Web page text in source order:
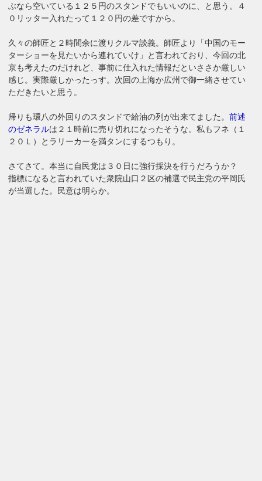
ぶなら空いている１２５円のスタンドでもいいのに、と思う。４
０リッター入れたって１２０円の差ですから。
久々の師匠と２時間余に渡りクルマ談義。師匠より「中国のモー
ターショーを見たいから連れていけ」と言われており、今回の北
京も考えたのだけれど、事前に仕入れた情報だといささか厳しい
感じ。実際厳しかったっす。次回の上海か広州で御一緒させてい
ただきたいと思う。
帰りも環八の外回りのスタンドで給油の列が出来てました。前述
のゼネラルは２１時前に売り切れになったそうな。私もフネ（１
２０Ｌ）とラリーカーを満タンにするつもり。
さてさて。本当に自民党は３０日に強行採決を行うだろうか？
指標になると言われていた衆院山口２区の補選で民主党の平岡氏
が当選した。民意は明らか。